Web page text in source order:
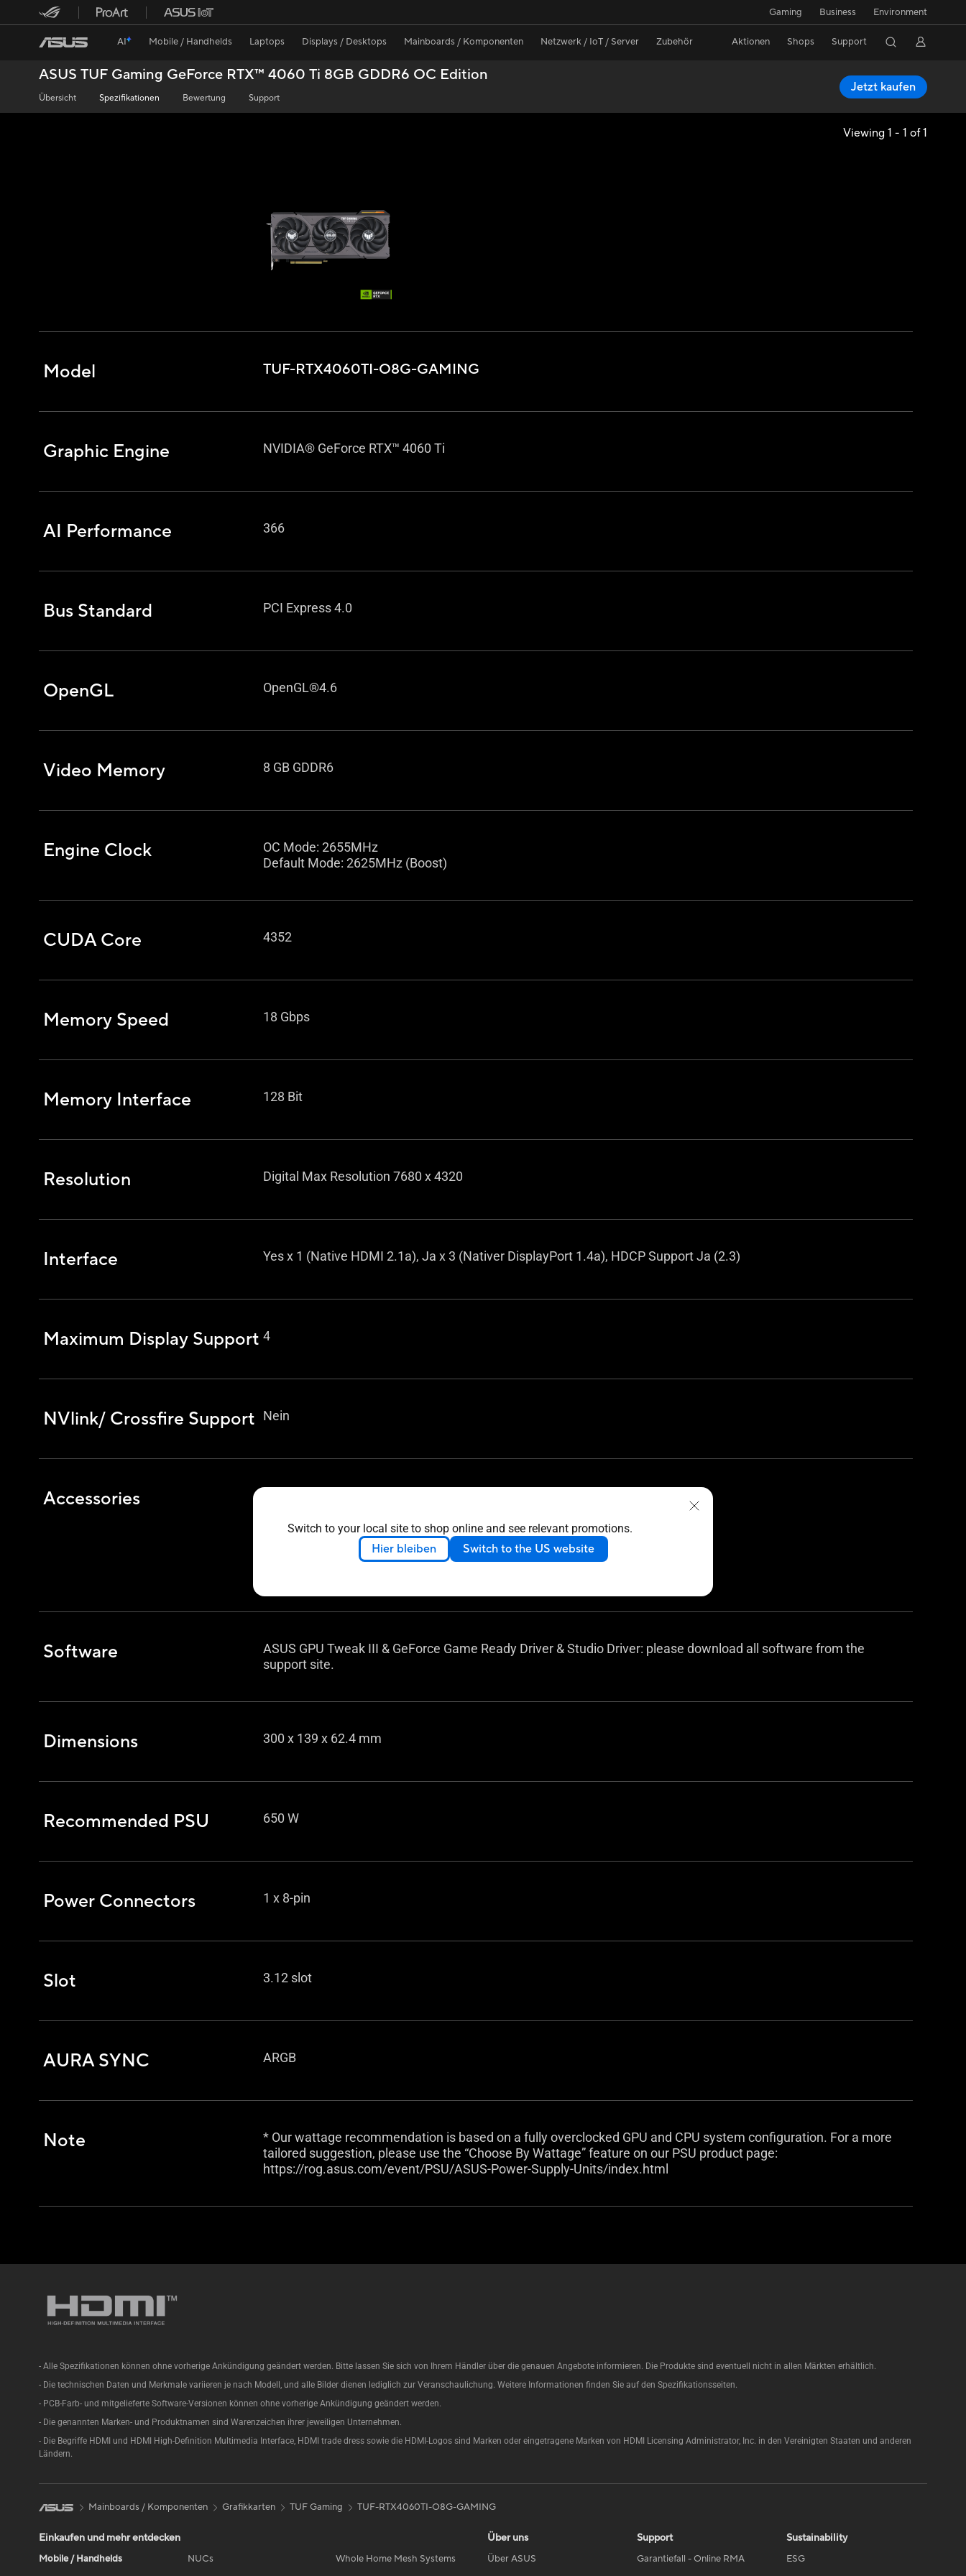
Switch to your local site to shop online and see relevant promotions.
Hier bleiben Switch to the US website
Gaming Business Environment
AI Mobile / Handhelds Laptops Displays / Desktops Mainboards / Komponenten Netzwerk / IoT / Server Zubehör Aktionen Shops Support
ASUS TUF Gaming GeForce RTX™ 4060 Ti 8GB GDDR6 OC Edition
Übersicht Spezifikationen Bewertung Support
Jetzt kaufen
Viewing 1 - 1 of 1
Model TUF-RTX4060TI-O8G-GAMING
Graphic Engine NVIDIA® GeForce RTX™ 4060 Ti
AI Performance 366
Bus Standard PCI Express 4.0
OpenGL OpenGL®4.6
Video Memory 8 GB GDDR6
Engine Clock
OC Mode: 2655MHz
Default Mode: 2625MHz (Boost)
CUDA Core 4352
Memory Speed 18 Gbps
Memory Interface 128 Bit
Resolution Digital Max Resolution 7680 x 4320
Interface Yes x 1 (Native HDMI 2.1a), Ja x 3 (Nativer DisplayPort 1.4a), HDCP Support Ja (2.3)
Maximum Display Support 4
NVlink/ Crossfire Support Nein
Accessories
1 x Thank you Card
1 x TUF Graphic card holder
1 x TUF Gaming Ceritificate
Software
ASUS GPU Tweak III & GeForce Game Ready Driver & Studio Driver: please download all software from the
support site.
Dimensions 300 x 139 x 62.4 mm
Recommended PSU 650 W
Power Connectors 1 x 8-pin
Slot 3.12 slot
AURA SYNC ARGB
Note
* Our wattage recommendation is based on a fully overclocked GPU and CPU system configuration. For a more
tailored suggestion, please use the “Choose By Wattage” feature on our PSU product page:
https://rog.asus.com/event/PSU/ASUS-Power-Supply-Units/index.html
- Alle Spezifikationen können ohne vorherige Ankündigung geändert werden. Bitte lassen Sie sich von Ihrem Händler über die genauen Angebote informieren. Die Produkte sind eventuell nicht in allen Märkten erhältlich.
- Die technischen Daten und Merkmale variieren je nach Modell, und alle Bilder dienen lediglich zur Veranschaulichung. Weitere Informationen finden Sie auf den Spezifikationsseiten.
- PCB-Farb- und mitgelieferte Software-Versionen können ohne vorherige Ankündigung geändert werden.
- Die genannten Marken- und Produktnamen sind Warenzeichen ihrer jeweiligen Unternehmen.
- Die Begriffe HDMI und HDMI High-Definition Multimedia Interface, HDMI trade dress sowie die HDMI-Logos sind Marken oder eingetragene Marken von HDMI Licensing Administrator, Inc. in den Vereinigten Staaten und anderen
Ländern.
Mainboards / Komponenten Grafikkarten TUF Gaming TUF-RTX4060TI-O8G-GAMING
Einkaufen und mehr entdecken
Mobile / Handhelds
NUCs
Whole Home Mesh Systems
Über uns
Über ASUS
Support
Garantiefall - Online RMA
Sustainability
ESG